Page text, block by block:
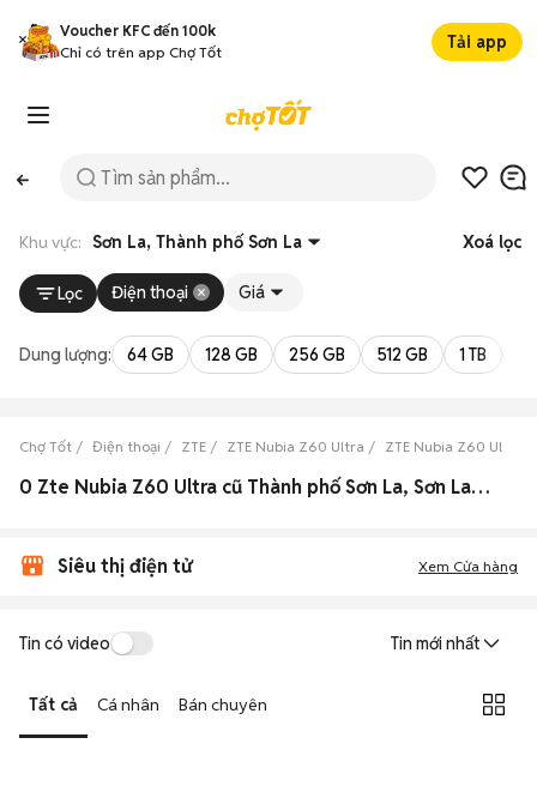
Voucher KFC đến 100k
Chỉ có trên app Chợ Tốt
Tải app
Khu vực: Sơn La, Thành phố Sơn La Xoá lọc
Lọc Điện thoại Giá
Dung lượng: 64 GB 128 GB 256 GB 512 GB 1 TB
Chợ Tốt Điện thoại ZTE ZTE Nubia Z60 Ultra ZTE Nubia Z60 Ultra
0 Zte Nubia Z60 Ultra cũ Thành phố Sơn La, Sơn La đẹp
Siêu thị điện tử Xem Cửa hàng
Tin có video Tin mới nhất
Tất cả Cá nhân Bán chuyên